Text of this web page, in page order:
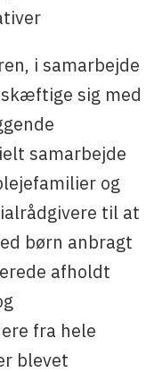
i samarbejde
sig med
samarbejde
og
til at
børn anbragt
afholdt
fra hele
blevet